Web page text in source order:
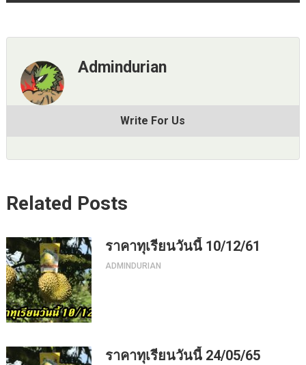
Admindurian
Write For Us
Related Posts
ราคาทุเรียนวันนี้ 10/12/61
ADMINDURIAN
ราคาทุเรียนวันนี้ 24/05/65